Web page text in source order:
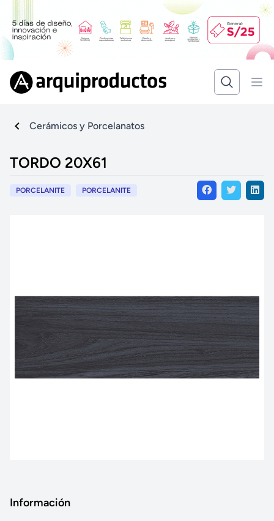
Cerámicos y Porcelanatos
TORDO 20X61
PORCELANITE PORCELANITE
Información